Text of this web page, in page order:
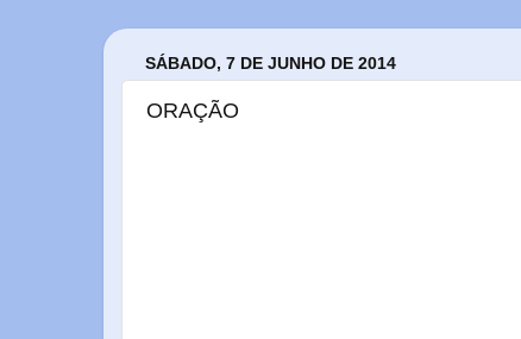
SÁBADO, 7 DE JUNHO DE 2014
ORAÇÃO